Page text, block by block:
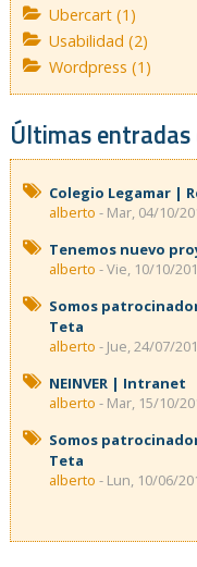
Ubercart (1)
Usabilidad (2)
Wordpress (1)
Últimas
Colegio Legamar |
alberto - Mar, 04/10/
Tenemos nuevo
alberto - Vie, 10/10/
Somos
Teta
alberto - Jue, 24/07/
NEINVER | Intranet
alberto - Mar, 15/10/
Somos
Teta
alberto - Lun, 10/06/